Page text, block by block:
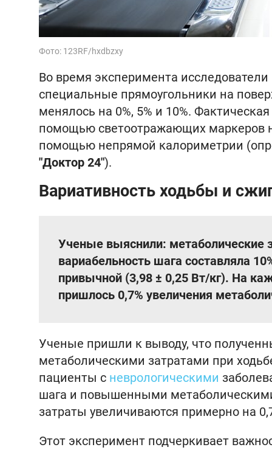
Фото: 123RF/hxdbzxy
Во время эксперимента
специальные прямоугольники на
менялось на 0%, 5% и 10%.
помощью светоотражающих маркеров
помощью непрямой калориметрии
"Доктор 24").
Вариативность ходьбы и
Ученые выяснили:
вариабельность шага составляла
привычной (3,98 ± 0,25 Вт/кг). На
пришлось 0,7% увеличения
Ученые пришли к выводу, что
метаболическими затратами при
пациенты с неврологическими
шага и повышенными
затраты увеличиваются примерно на
Этот эксперимент подчеркивает